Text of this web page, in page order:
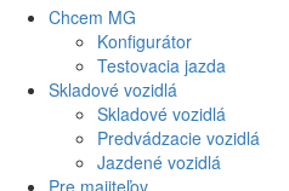
Chcem MG
Konfigurátor
Testovacia jazda
Skladové vozidlá
Skladové vozidlá
Predvádzacie vozidlá
Jazdené vozidlá
Pre majiteľov